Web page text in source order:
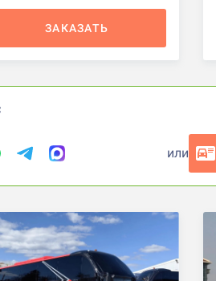
ЗАКАЗАТЬ
или